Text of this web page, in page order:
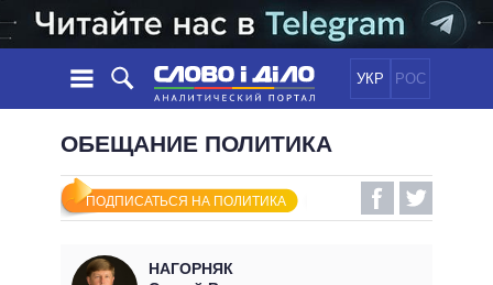
УКР РОС
НОВОСТИ
ЛЕНТА
СОБЫТИЯ
СТАТЬИ
ПОЛИТИКА
ЭКОНОМИКА
ОБЕЩАНИЯ
ОБЕЩАНИЕ ПОЛИТИКА
ПОДПИСАТЬСЯ НА ПОЛИТИКА
НАГОРНЯК